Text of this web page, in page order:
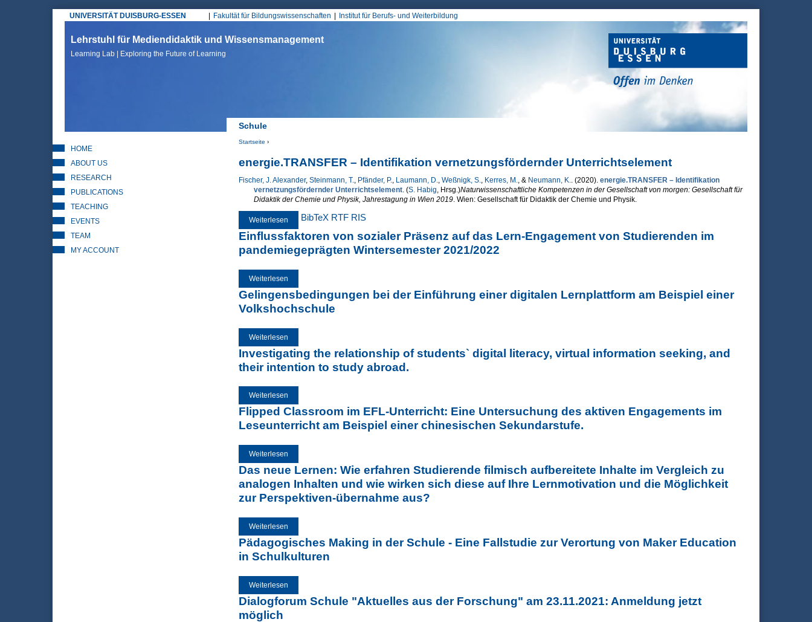
UNIVERSITÄT DUISBURG-ESSEN
Hauptmenü
Fakultät für Bildungswissenschaften Institut für Berufs- und Weiterbildung
Lehrstuhl für Mediendidaktik und Wissensmanagement
Learning Lab | Exploring the Future of Learning
Schule
Sie sind hier
Startseite ›
energie.TRANSFER – Identifikation vernetzungsfördernder Unterrichtselement
Fischer, J. Alexander, Steinmann, T. Pfänder, P. Laumann, D. Weßnigk, S. Kerres, M. , & Neumann, K. . (2020). energie.TRANSFER – Identifikation
vernetzungsfördernder Unterrichtselement. (S. Habig , Hrsg. )Naturwissenschaftliche Kompetenzen in der Gesellschaft von morgen: Gesellschaft für
Didaktik der Chemie und Physik, Jahrestagung in Wien 2019. Wien: Gesellschaft für Didaktik der Chemie und Physik.
Weiterlesen über energie.TRANSFER – Identifikation vernetzungsfördernder Unterrichtselement
BibTeX RTF RIS
Einflussfaktoren von sozialer Präsenz auf das Lern-Engagement von Studierenden im
pandemiegeprägten Wintersemester 2021/2022
Weiterlesen
Gelingensbedingungen bei der Einführung einer digitalen Lernplattform am Beispiel einer
Volkshochschule
Weiterlesen
Investigating the relationship of students` digital literacy, virtual information seeking, and
their intention to study abroad.
Weiterlesen
Flipped Classroom im EFL-Unterricht: Eine Untersuchung des aktiven Engagements im
Leseunterricht am Beispiel einer chinesischen Sekundarstufe.
Weiterlesen
Sekundarstufe.
Das neue Lernen: Wie erfahren Studierende filmisch aufbereitete Inhalte im Vergleich zu
analogen Inhalten und wie wirken sich diese auf Ihre Lernmotivation und die Möglichkeit
zur Perspektiven-übernahme aus?
Weiterlesen
auf Ihre Lernmotivation und die Möglichkeit zur Perspektiven-übernahme aus?
Pädagogisches Making in der Schule - Eine Fallstudie zur Verortung von Maker Education
in Schulkulturen
Weiterlesen
Dialogforum Schule "Aktuelles aus der Forschung" am 23.11.2021: Anmeldung jetzt
möglich
HOME
ABOUT US
RESEARCH
PUBLICATIONS
TEACHING
EVENTS
TEAM
MY ACCOUNT